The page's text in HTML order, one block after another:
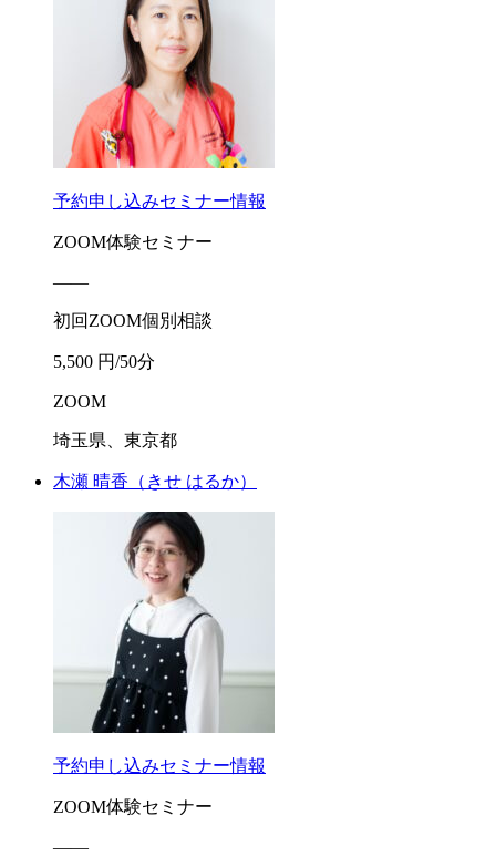
予約申し込みセミナー情報
ZOOM体験セミナー
――
初回ZOOM個別相談
5,500 円/50分
ZOOM
埼玉県、東京都
木瀬 晴香 （きせ はるか）
予約申し込みセミナー情報
ZOOM体験セミナー
――